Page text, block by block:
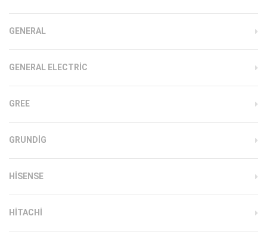
GENERAL
GENERAL ELECTRIC
GREE
GRUNDIG
HISENSE
HITACHI